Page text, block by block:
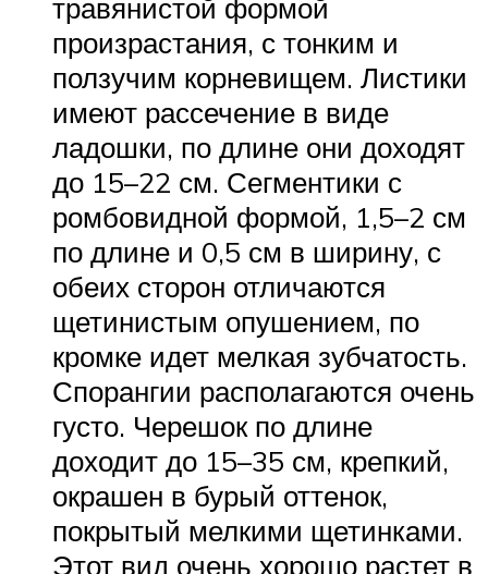
травянистой формой
произрастания, с тонким и
ползучим корневищем. Листики
имеют рассечение в виде
ладошки, по длине они доходят
до 15–22 см. Сегментики с
ромбовидной формой, 1,5–2 см
по длине и 0,5 см в ширину, с
обеих сторон отличаются
щетинистым опушением, по
кромке идет мелкая зубчатость.
Спорангии располагаются очень
густо. Черешок по длине
доходит до 15–35 см, крепкий,
окрашен в бурый оттенок,
покрытый мелкими щетинками.
Этот вид очень хорошо растет в